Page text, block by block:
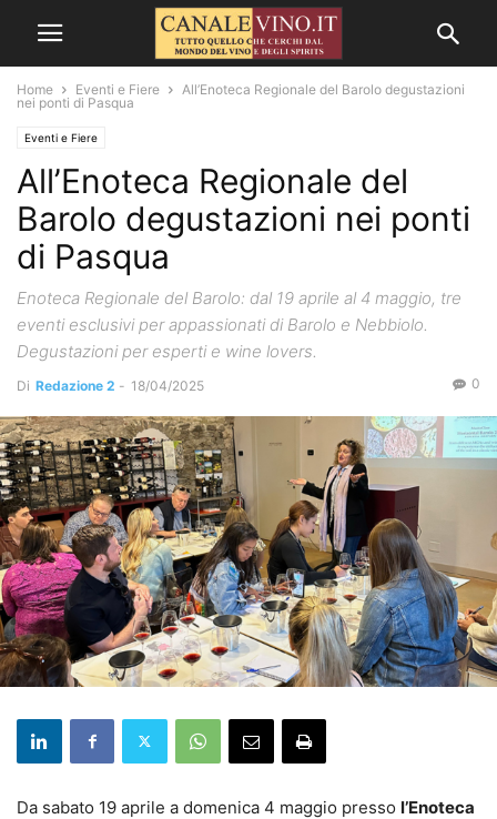
Home Eventi e Fiere
All’Enoteca Regionale del Barolo degustazioni
nei ponti di Pasqua
Eventi e Fiere
All’Enoteca Regionale del
Barolo degustazioni nei ponti
di Pasqua
Enoteca Regionale del Barolo: dal 19 aprile al 4 maggio, tre
eventi esclusivi per appassionati di Barolo e Nebbiolo.
Degustazioni per esperti e wine lovers.
Di Redazione 2 - 18/04/2025 0
Da sabato 19 aprile a domenica 4 maggio presso l’Enoteca